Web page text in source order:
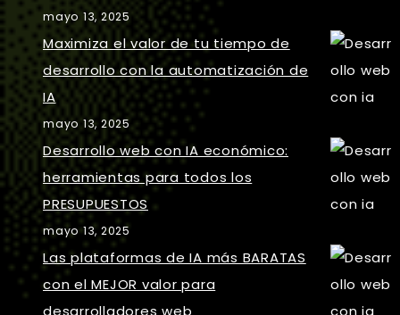
mayo 13, 2025
Maximiza el valor de tu tiempo de
desarrollo con la automatización de
IA
mayo 13, 2025
Desarrollo web con IA económico:
herramientas para todos los
PRESUPUESTOS
mayo 13, 2025
Las plataformas de IA más BARATAS
con el MEJOR valor para
desarrolladores web